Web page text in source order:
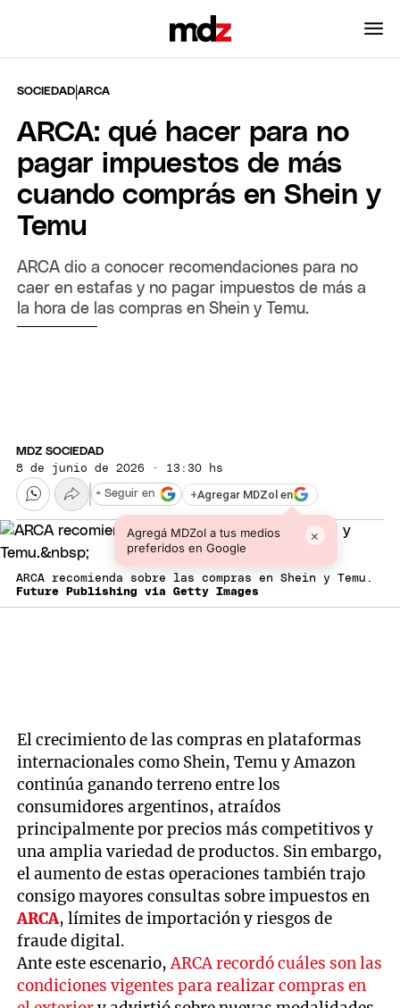
SOCIEDAD |ARCA
ARCA: qué hacer para no
pagar impuestos de más
cuando comprás en Shein y
Temu
ARCA dio a conocer recomendaciones para no
caer en estafas y no pagar impuestos de más a
la hora de las compras en Shein y Temu.
MDZ SOCIEDAD
8 de junio de 2026 · 13:30 hs
+Agregar MDZol en
Agregá MDZol a tus medios
preferidos en Google
×
+ Seguir en
ARCA recomienda sobre las compras en Shein y Temu.
Future Publishing via Getty Images
El crecimiento de las compras en plataformas
internacionales como Shein, Temu y Amazon
continúa ganando terreno entre los
consumidores argentinos, atraídos
principalmente por precios más competitivos y
una amplia variedad de productos. Sin embargo,
el aumento de estas operaciones también trajo
consigo mayores consultas sobre impuestos en
ARCA, límites de importación y riesgos de
fraude digital.
Ante este escenario,ARCA recordó cuáles son las
condiciones vigentes para realizar compras en